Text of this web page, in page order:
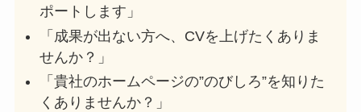
ポートします」
「成果が出ない方へ、CVを上げたくありま
せんか？」
「貴社のホームページの”のびしろ”を知りた
くありませんか？」